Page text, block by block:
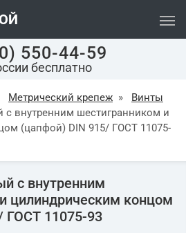
550-44-59
бесплатно
Метрический крепеж »
Винты
с внутренним шестигранником и
(цапфой) DIN 915/ ГОСТ 11075-
с внутренним
цилиндрическим концом
ГОСТ 11075-93